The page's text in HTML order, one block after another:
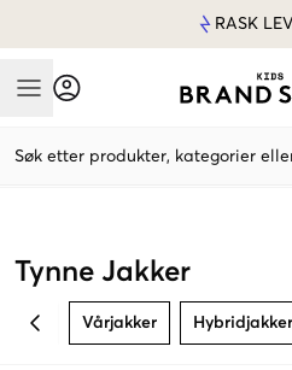
RASK
Mobile Menu
Søk etter produkter, kategorier
Tynne Jakker
BACK Vårjakker Hybridjakker